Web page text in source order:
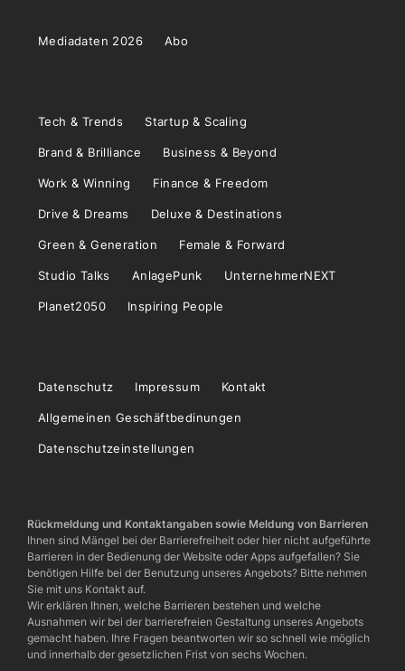
Mediadaten 2026 Abo
Tech & Trends Startup & Scaling
Brand & Brilliance Business & Beyond
Work & Winning Finance & Freedom
Drive & Dreams Deluxe & Destinations
Green & Generation Female & Forward
Studio Talks AnlagePunk UnternehmerNEXT
Planet2050 Inspiring People
Datenschutz Impressum Kontakt
Allgemeinen Geschäftbedinungen
Datenschutzeinstellungen
Rückmeldung und Kontaktangaben sowie Meldung von Barrieren
Ihnen sind Mängel bei der Barrierefreiheit oder hier nicht aufgeführte
Barrieren in der Bedienung der Website oder Apps aufgefallen? Sie
benötigen Hilfe bei der Benutzung unseres Angebots? Bitte nehmen
Sie mit uns Kontakt auf.
Wir erklären Ihnen, welche Barrieren bestehen und welche
Ausnahmen wir bei der barrierefreien Gestaltung unseres Angebots
gemacht haben. Ihre Fragen beantworten wir so schnell wie möglich
und innerhalb der gesetzlichen Frist von sechs Wochen.